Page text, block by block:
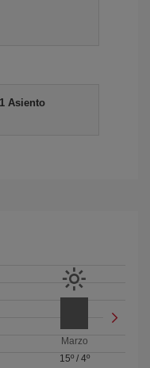
Asiento
Marzo
15º/ 4º